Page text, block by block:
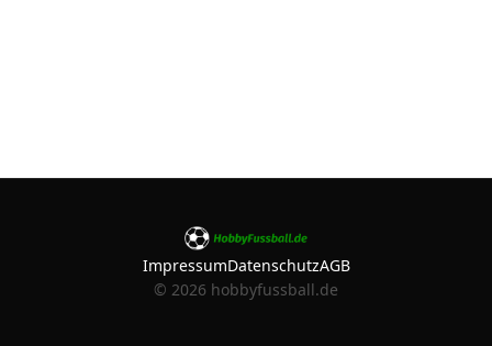
ImpressumDatenschutzAGB
© 2026 hobbyfussball.de